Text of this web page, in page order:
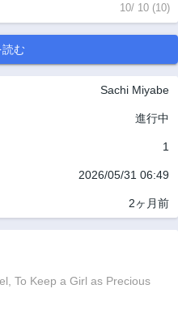
10/ 10 (10)
む
Sachi Miyabe
進行中
1
2026/05/31 06:49
2ヶ月前
To Keep a Girl as Precious